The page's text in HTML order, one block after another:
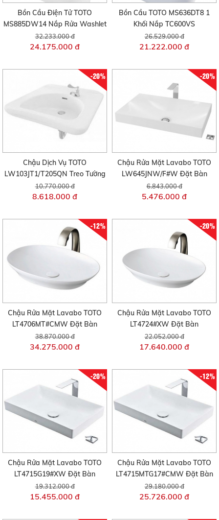
Bồn Cầu Điện Tử TOTO
MS885DW14 Nắp Rửa Washlet
32.233.000 đ
24.175.000 đ
Bồn Cầu TOTO MS636DT8 1
Khối Nắp TC600VS
26.529.000 đ
21.222.000 đ
-20%
Chậu Dịch Vụ TOTO
LW103JT1/T205QN Treo Tường
10.770.000 đ
8.618.000 đ
-20%
Chậu Rửa Mặt Lavabo TOTO
LW645JNW/F#W Đặt Bàn
6.843.000 đ
5.476.000 đ
-12%
Chậu Rửa Mặt Lavabo TOTO
LT4706MT#CMW Đặt Bàn
38.870.000 đ
34.275.000 đ
-20%
Chậu Rửa Mặt Lavabo TOTO
LT4724#XW Đặt Bàn
22.052.000 đ
17.640.000 đ
-20%
Chậu Rửa Mặt Lavabo TOTO
LT4715G19#XW Đặt Bàn
19.312.000 đ
15.455.000 đ
-12%
Chậu Rửa Mặt Lavabo TOTO
LT4715MTG17#CMW Đặt Bàn
29.180.000 đ
25.726.000 đ